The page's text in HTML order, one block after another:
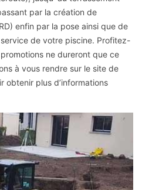
par la création de
enfin par la pose ainsi que de
de votre piscine. Profitez-
ne dureront que ce
à vous rendre sur le site de
obtenir plus d’informations